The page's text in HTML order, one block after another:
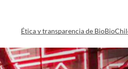
Ética y transparencia de